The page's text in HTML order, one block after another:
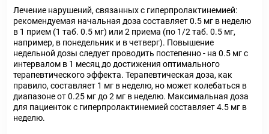
Лечение нарушений, связанных с гиперпролактинемией:
рекомендуемая начальная доза составляет 0.5 мг в неделю
в 1 прием (1 таб. 0.5 мг) или 2 приема (по 1/2 таб. 0.5 мг,
например, в понедельник и в четверг). Повышение
недельной дозы следует проводить постепенно - на 0.5 мг с
интервалом в 1 месяц до достижения оптимального
терапевтического эффекта. Терапевтическая доза, как
правило, составляет 1 мг в неделю, но может колебаться в
диапазоне от 0.25 мг до 2 мг в неделю. Максимальная доза
для пациенток с гиперпролактинемией составляет 4.5 мг в
неделю.